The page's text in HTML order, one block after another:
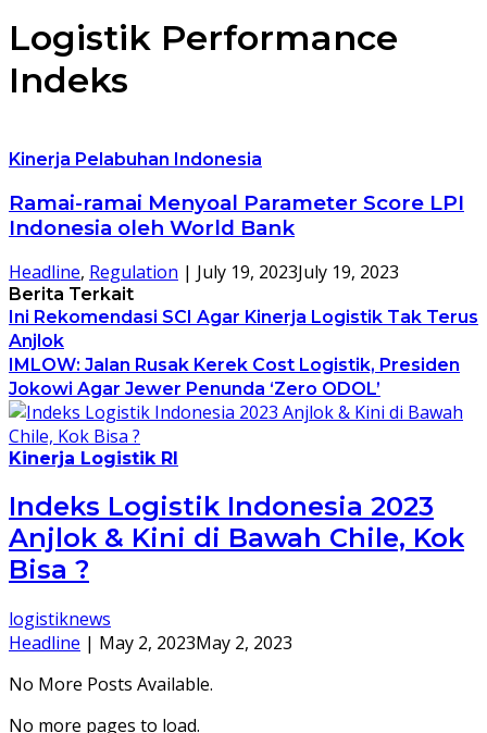
Logistik Performance
Indeks
Kinerja Pelabuhan Indonesia
Ramai-ramai Menyoal Parameter Score LPI
Indonesia oleh World Bank
Headline, Regulation | July 19, 2023July 19, 2023
Berita Terkait
Ini Rekomendasi SCI Agar Kinerja Logistik Tak Terus
Anjlok
IMLOW: Jalan Rusak Kerek Cost Logistik, Presiden
Jokowi Agar Jewer Penunda ‘Zero ODOL’
Kinerja Logistik RI
Indeks Logistik Indonesia 2023
Anjlok & Kini di Bawah Chile, Kok
Bisa ?
logistiknews
Headline | May 2, 2023May 2, 2023
No More Posts Available.
No more pages to load.